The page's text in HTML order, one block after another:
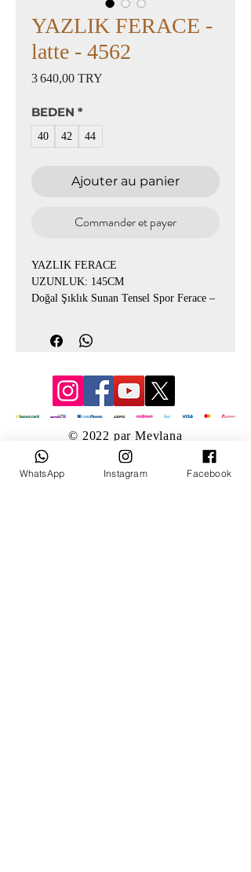
YAZLIK FERACE -
latte - 4562
3 640,00 TRY
BEDEN *
40 42 44
Ajouter au panier
Commander et payer
YAZLIK FERACE
UZUNLUK: 145CM
Doğal Şıklık Sunan Tensel Spor Ferace –
Yaz ayları için özel olarak tasarlanmış
nefes alan kumaşıyla gün boyu konfor
sunar. Spor ve modern tutuş sayesinde
günlük kombinlerde rahatlıkla tercih
✔ Tensel kumaş — hafif, serin tutan yapı
✔ Spor ve rahat kesim
© 2022 par Mevlana
WhatsApp Instagram Facebook